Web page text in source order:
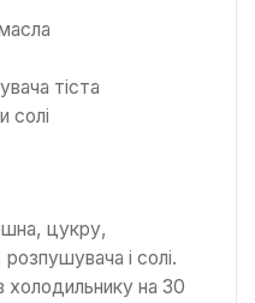
тіста
солі
цукру,
і солі.
холодильнику на 30